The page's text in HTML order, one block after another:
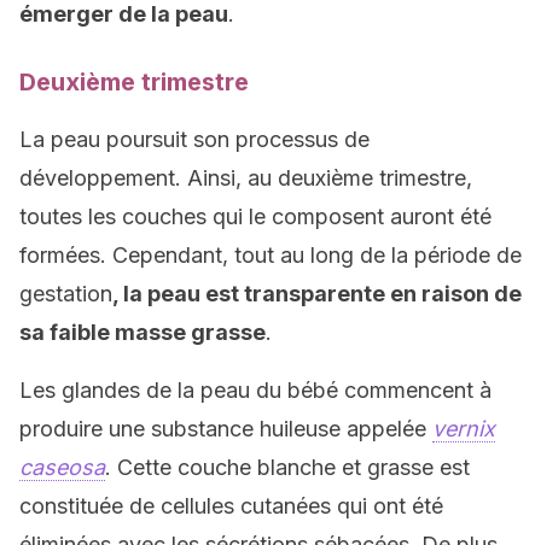
émerger de la peau.
Deuxième trimestre
La peau poursuit son processus de
développement. Ainsi, au deuxième trimestre,
toutes les couches qui le composent auront été
formées. Cependant, tout au long de la période de
gestation , la peau est transparente en raison de
sa faible masse grasse.
Les glandes de la peau du bébé commencent à
produire une substance huileuse appelée vernix
caseosa. Cette couche blanche et grasse est
constituée de cellules cutanées qui ont été